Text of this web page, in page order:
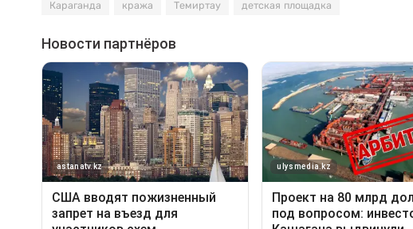
Караганда кража Темиртау детская площадка